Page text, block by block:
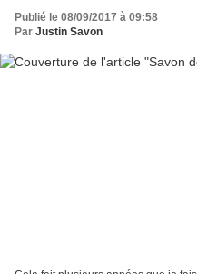
Publié le 08/09/2017 à 09:58
Par Justin Savon